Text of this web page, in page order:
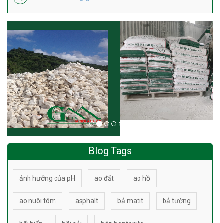
Blog Tags
ao nuôi tôm asphalt bả matit
bãi biển bãi sỏi bán bentonite